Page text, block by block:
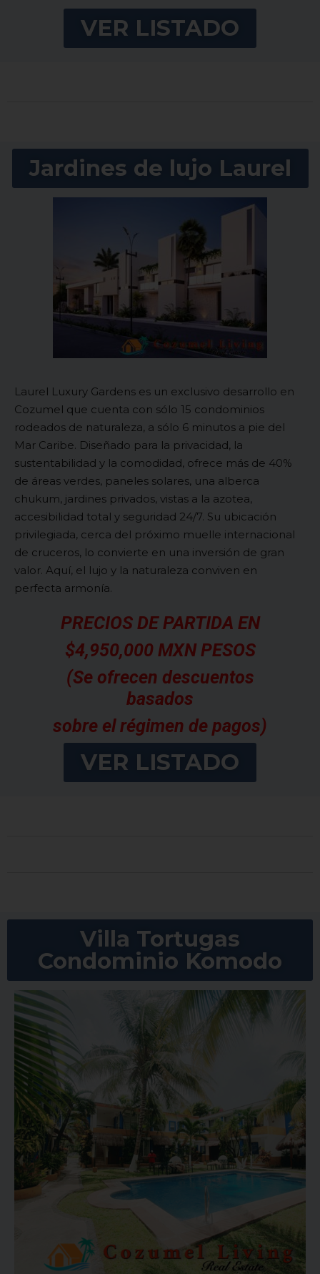
VER LISTADO
Jardines de lujo Laurel
Laurel Luxury Gardens es un exclusivo desarrollo en
Cozumel que cuenta con sólo 15 condominios
rodeados de naturaleza, a sólo 6 minutos a pie del
Mar Caribe. Diseñado para la privacidad, la
sustentabilidad y la comodidad, ofrece más de 40%
de áreas verdes, paneles solares, una alberca
chukum, jardines privados, vistas a la azotea,
accesibilidad total y seguridad 24/7. Su ubicación
privilegiada, cerca del próximo muelle internacional
de cruceros, lo convierte en una inversión de gran
valor. Aquí, el lujo y la naturaleza conviven en
perfecta armonía.
PRECIOS DE PARTIDA EN
$4,950,000 MXN PESOS
(Se ofrecen descuentos
basados
sobre el régimen de pagos)
VER LISTADO
Villa Tortugas
Condominio Komodo